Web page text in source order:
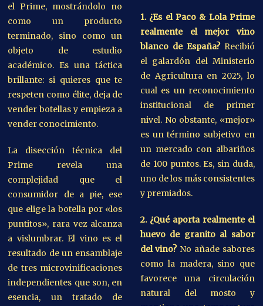
el Prime, mostrándolo no
como un producto
terminado, sino como un
objeto de estudio
académico. Es una táctica
brillante: si quieres que te
respeten como élite, deja de
vender botellas y empieza a
vender conocimiento.
La disección técnica del
Prime revela una
complejidad que el
consumidor de a pie, ese
que elige la botella por «los
puntitos», rara vez alcanza
a vislumbrar. El vino es el
resultado de un ensamblaje
de tres microvinificaciones
independientes que son, en
esencia, un tratado de
1. ¿Es el Paco & Lola Prime
realmente el mejor vino
blanco de España?Recibió
el galardón del Ministerio
de Agricultura en 2025, lo
cual es un reconocimiento
institucional de primer
nivel. No obstante, «mejor»
es un término subjetivo en
un mercado con albariños
de 100 puntos. Es, sin duda,
uno de los más consistentes
y premiados.
2. ¿Qué aporta realmente el
huevo de granito al sabor
del vino?No añade sabores
como la madera, sino que
favorece una circulación
natural del mosto y